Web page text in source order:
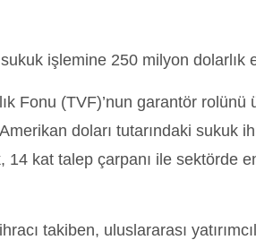
işlemine 250 milyon dolarlık
Fonu (TVF)’nun garantör
doları tutarındaki sukuk
14 kat talep çarpanı ile sektörde
takiben, uluslararası